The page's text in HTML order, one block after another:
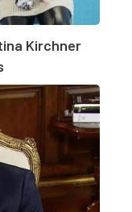
Kirchner